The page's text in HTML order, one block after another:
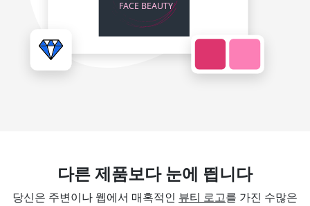
다른 제품보다 눈에 띕니다
당신은 주변이나 웹에서 매혹적인 뷰티 로고를 가진 수많은